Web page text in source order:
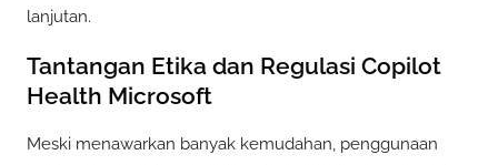
lanjutan.
Tantangan Etika dan Regulasi Copilot
Health Microsoft
Meski menawarkan banyak kemudahan, penggunaan